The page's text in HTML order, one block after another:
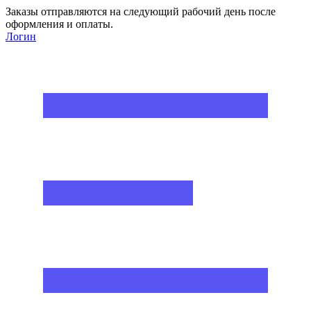
Заказы отправляются на следующий рабочий день после
оформления и оплаты.
Логин